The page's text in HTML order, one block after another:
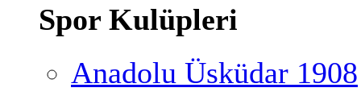
Spor Kulüpleri
Anadolu Üsküdar 1908